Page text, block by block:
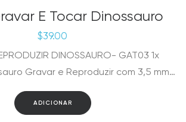
E Tocar Dinossauro
$39.00
DINOSSAURO- GAT03 1x
Gravar e Reproduzir com 3,5 mm…
ADICIONAR